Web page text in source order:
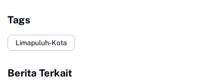
Tags
Limapuluh-Kota
Berita Terkait